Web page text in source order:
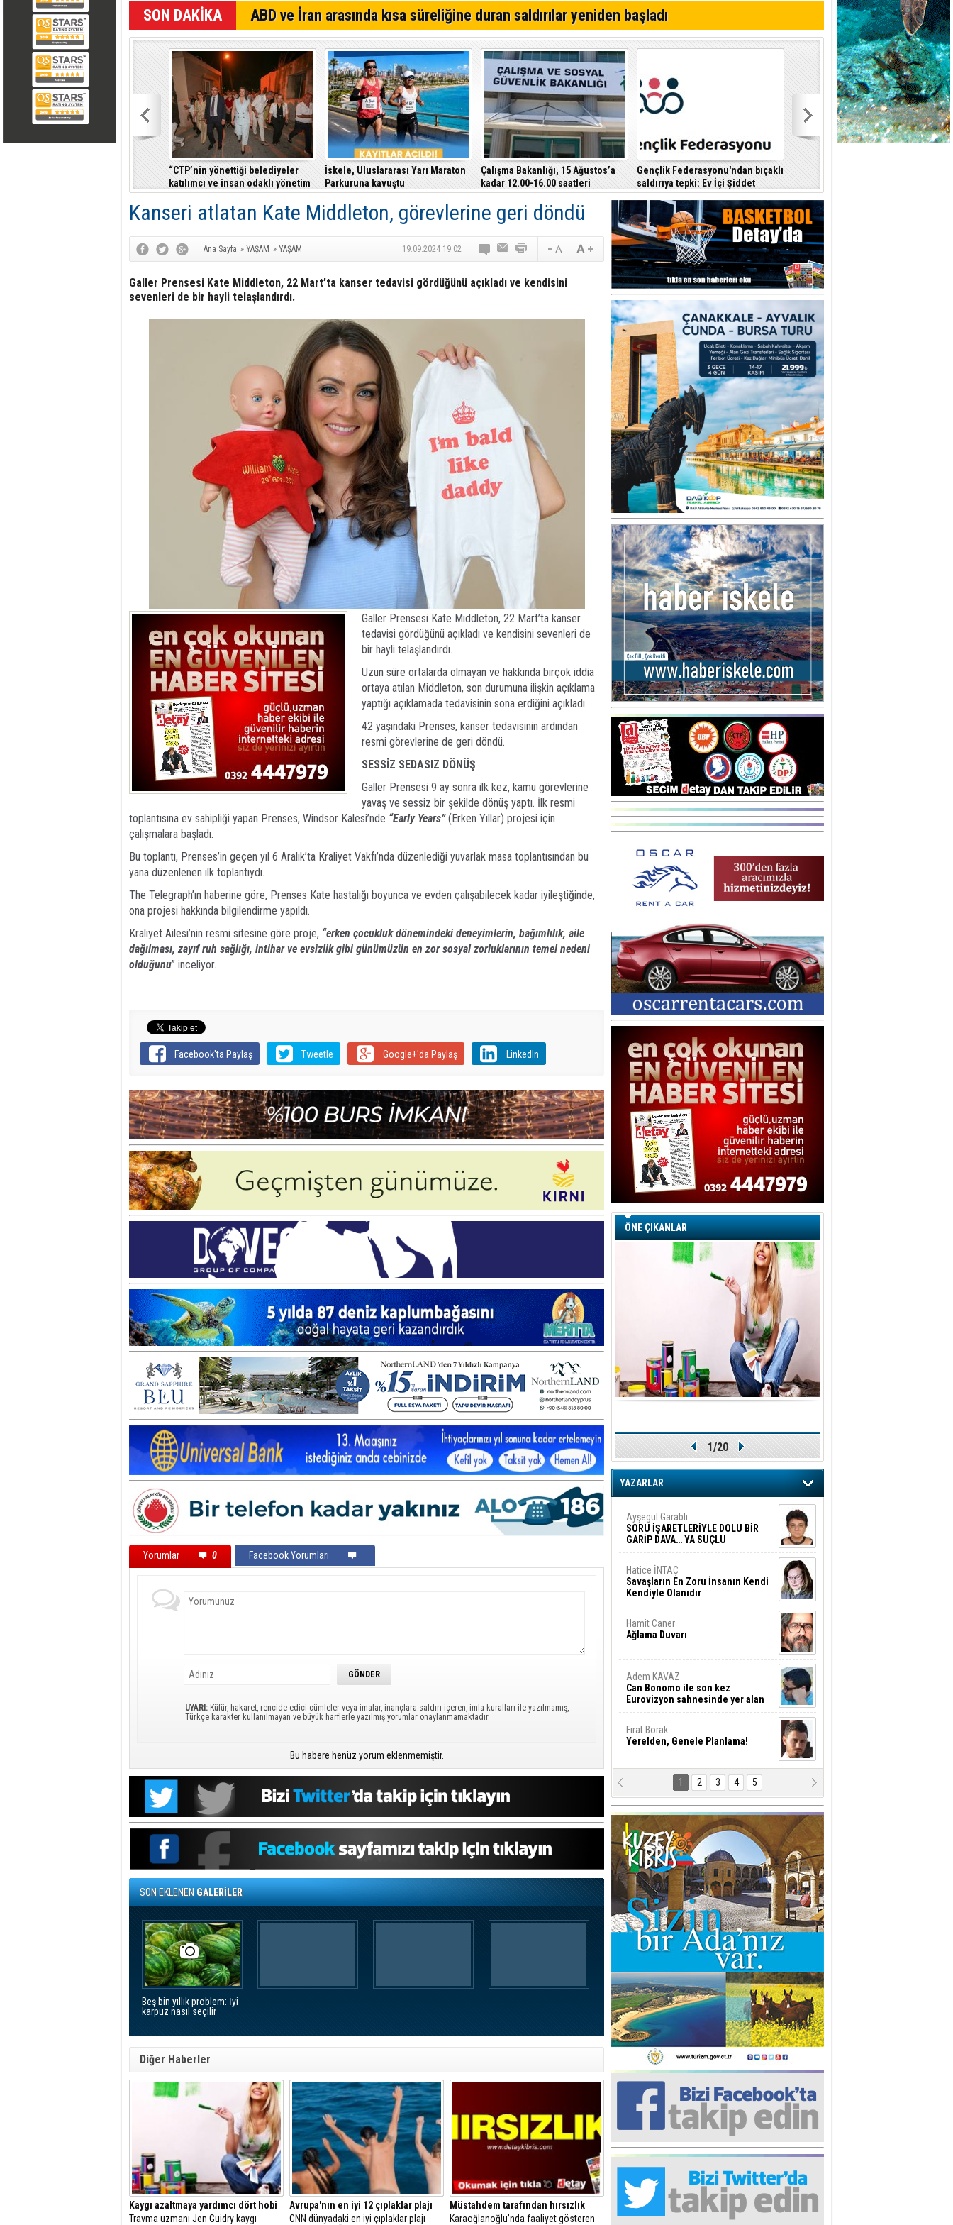
64. Geleneksel Mehmetçik Üzüm Festivali başladı
Özersay, DAÜ-SEN yetkilileriyle bir araya geldi
SON DAKİKA ABD ve İran arasında kısa süreliğine duran saldırılar yeniden başladı
“CTP’nin yönettiği belediyeler
katılımcı ve insan odaklı yönetim
anlayışıyla fark yaratıyor”
İskele, Uluslararası Yarı Maraton
Parkuruna kavuştu
Çalışma Bakanlığı, 15 Ağustos’a
kadar 12.00-16.00 saatleri
arasında güneş altında çalışmayı
yasakladı
Gençlik Federasyonu'ndan bıçaklı
saldırıya tepki: Ev İçi Şiddet
Yasası hayata geçirilmeli
Kanseri atlatan Kate Middleton, görevlerine geri döndü
Ana Sayfa » YAŞAM » YAŞAM 19.09.2024 19:02
Galler Prensesi Kate Middleton, 22 Mart’ta kanser tedavisi gördüğünü açıkladı ve kendisini
sevenleri de bir hayli telaşlandırdı.
Galler Prensesi Kate Middleton, 22 Mart’ta kanser
tedavisi gördüğünü açıkladı ve kendisini sevenleri de
bir hayli telaşlandırdı.
Uzun süre ortalarda olmayan ve hakkında birçok iddia
ortaya atılan Middleton, son durumuna ilişkin açıklama
yaptığı açıklamada tedavisinin sona erdiğini açıkladı.
42 yaşındaki Prenses, kanser tedavisinin ardından
resmi görevlerine de geri döndü.
SESSİZ SEDASIZ DÖNÜŞ
Galler Prensesi 9 ay sonra ilk kez, kamu görevlerine
yavaş ve sessiz bir şekilde dönüş yaptı. İlk resmi
toplantısına ev sahipliği yapan Prenses, Windsor Kalesi’nde “Early Years”(Erken Yıllar) projesi için
çalışmalara başladı.
Bu toplantı, Prenses’in geçen yıl 6 Aralık’ta Kraliyet Vakfı’nda düzenlediği yuvarlak masa toplantısından bu
yana düzenlenen ilk toplantıydı.
The Telegraph’ın haberine göre, Prenses Kate hastalığı boyunca ve evden çalışabilecek kadar iyileştiğinde,
ona projesi hakkında bilgilendirme yapıldı.
Kraliyet Ailesi’nin resmi sitesine göre proje, “erken çocukluk dönemindeki deneyimlerin, bağımlılık, aile
dağılması, zayıf ruh sağlığı, intihar ve evsizlik gibi günümüzün en zor sosyal zorluklarının temel nedeni
olduğunu” inceliyor.
Facebook'ta Paylaş Tweetle Google+'da Paylaş LinkedIn
Yorumlar 0 Facebook Yorumları
UYARI: Küfür, hakaret, rencide edici cümleler veya imalar, inançlara saldırı içeren, imla kuralları ile yazılmamış,
Türkçe karakter kullanılmayan ve büyük harflerle yazılmış yorumlar onaylanmamaktadır.
Bu habere henüz yorum eklenmemiştir.
SON EKLENENGALERİLER
Beş bin yıllık problem: İyi
karpuz nasıl seçilir
Diğer Haberler
Kaygı azaltmaya yardımcı dört hobi
Travma uzmanı Jen Guidry kaygı
Avrupa'nın en iyi 12 çıplaklar plajı
CNN dünyadaki en iyi çıplaklar plajı
Müstahdem tarafından hırsızlık
Karaoğlanoğlu’nda faaliyet gösteren
ÖNE ÇIKANLAR
1/20
YAZARLAR
Ayşegül Garabli
SORU İŞARETLERİYLE DOLU BİR
GARİP DAVA… YA SUÇLU
DEĞİLSE???
Hatice İNTAÇ
Savaşların En Zoru İnsanın Kendi
Kendiyle Olanıdır
Hamit Caner
Ağlama Duvarı
Adem KAVAZ
Can Bonomo ile son kez
Eurovizyon sahnesinde yer alan
Türkiye 10 yıl aradan sonra
Fırat Borak
Yerelden, Genele Planlama!
Erkut YILMABAŞAR
Bayrak tartışmaları ve ihalesiz
işler!
Arif Alasya
2015 SONRASI VE AKINCI.
Fatma Baysal
SURLAR İÇİ’NDE KOLAYDIR ÖLMEK
Ediz TUNCEL
Göz göre göre…
Taner ULUTAŞ
İnşallah St. Lois ile Hakkaido
Adası gibi olmayız !...
Ali KİŞMİR
FIRSAT VE KORKU
Turgut ÇALICI
İki Lakırdı da benden!
Yrd. Doç. Ercan HOŞKARA
Yatırım Yapmazsan Var Olamazsın:
Hedefteki Kurum Kıb-Tek
Rana Sarro
Başıma gelen skandal olayı
1 2 3 4 5